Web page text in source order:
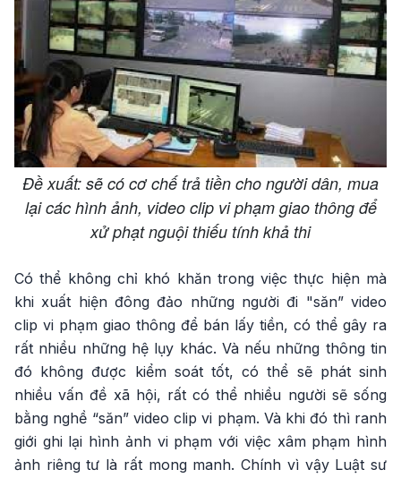
Đề xuất: sẽ có cơ chế trả tiền cho người dân, mua
lại các hình ảnh, video clip vi phạm giao thông để
xử phạt nguội thiếu tính khả thi
Có thể không chỉ khó khăn trong việc thực hiện mà
khi xuất hiện đông đảo những người đi "săn” video
clip vi phạm giao thông để bán lấy tiền, có thể gây ra
rất nhiều những hệ lụy khác. Và nếu những thông tin
đó không được kiểm soát tốt, có thể sẽ phát sinh
nhiều vấn đề xã hội, rất có thể nhiều người sẽ sống
bằng nghề “săn” video clip vi phạm. Và khi đó thì ranh
giới ghi lại hình ảnh vi phạm với việc xâm phạm hình
ảnh riêng tư là rất mong manh. Chính vì vậy Luật sư